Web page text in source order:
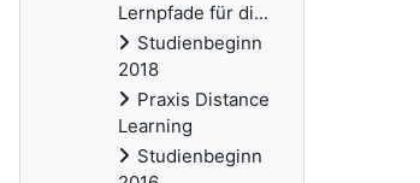
Lernpfade für di...
Studienbeginn
2018
Praxis Distance
Learning
Studienbeginn